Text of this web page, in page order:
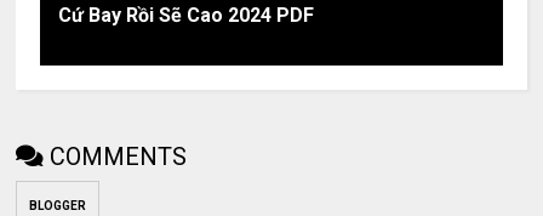
Cứ Bay Rồi Sẽ Cao 2024 PDF
COMMENTS
BLOGGER